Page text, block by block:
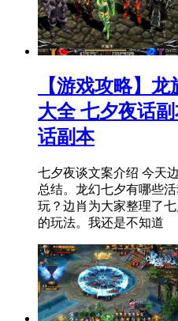
【游戏攻略】
大全 七夕夜话
话副本
七夕夜谈文案介绍 今天
总结。龙幻七夕有哪些
玩？边肖为大家整理了
的玩法。我还是不知道